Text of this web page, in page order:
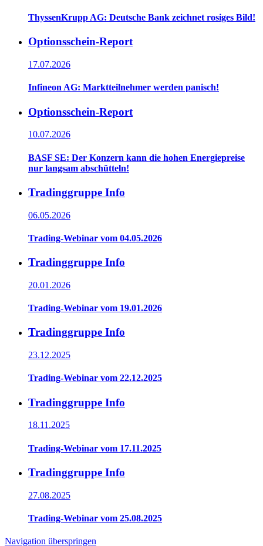
ThyssenKrupp AG: Deutsche Bank zeichnet rosiges Bild!
Optionsschein-Report
17.07.2026
Infineon AG: Marktteilnehmer werden panisch!
Optionsschein-Report
10.07.2026
BASF SE: Der Konzern kann die hohen Energiepreise
nur langsam abschütteln!
Tradinggruppe Info
06.05.2026
Trading-Webinar vom 04.05.2026
Tradinggruppe Info
20.01.2026
Trading-Webinar vom 19.01.2026
Tradinggruppe Info
23.12.2025
Trading-Webinar vom 22.12.2025
Tradinggruppe Info
18.11.2025
Trading-Webinar vom 17.11.2025
Tradinggruppe Info
27.08.2025
Trading-Webinar vom 25.08.2025
Navigation überspringen